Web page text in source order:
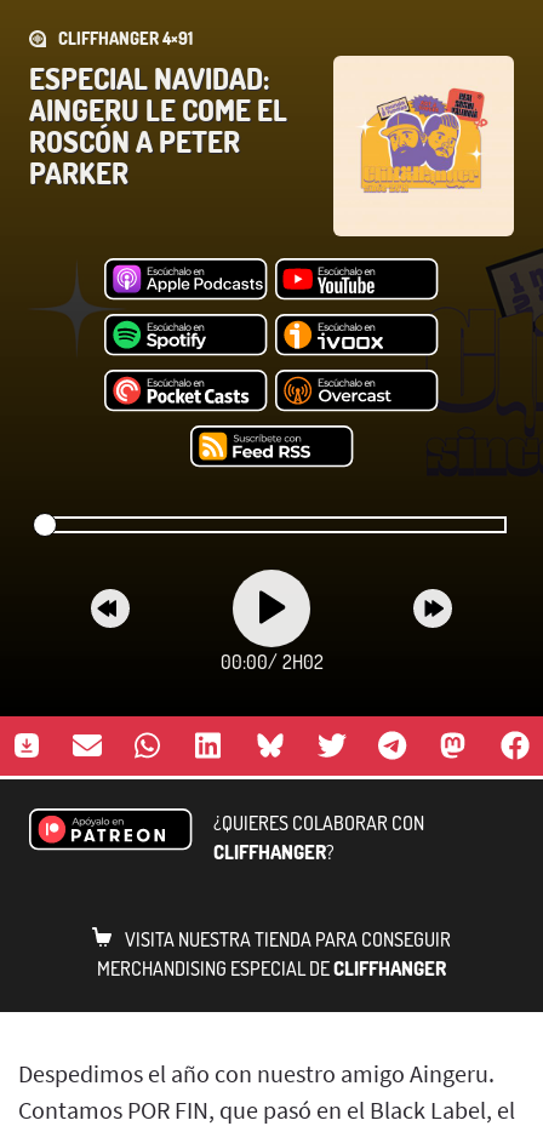
CLIFFHANGER 4×91
ESPECIAL NAVIDAD:
AINGERU LE COME EL
ROSCÓN A PETER
PARKER
00:00/ 2H02
¿QUIERES COLABORAR CON
CLIFFHANGER?
VISITA NUESTRA TIENDA PARA CONSEGUIR
MERCHANDISING ESPECIAL DECLIFFHANGER
Despedimos el año con nuestro amigo Aingeru.
Contamos POR FIN, que pasó en el Black Label, el